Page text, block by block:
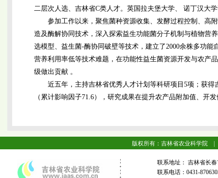
二层次人选、吉林省C类人才。英国拉夫堡大学、 诺丁汉大
参加工作以来，聚焦菌种资源收集、发酵过程控制、高
造及酶解协同技术，深入探索益生功能菌分子机制与植物营
选模型、益生菌-酶协同破壁等技术，建立了2000余株多功
营养利用率低等技术难题，在功能性益生菌资源开发与农产
级做出贡献 。
近五年，主持吉林省优秀人才计划等科研项目5项；获
（累计影响因子71.6），研究成果在提升农产品附加值、开
版权所有：吉林省农业科学院 |
联系地址： 吉林省
联系电话：0431-